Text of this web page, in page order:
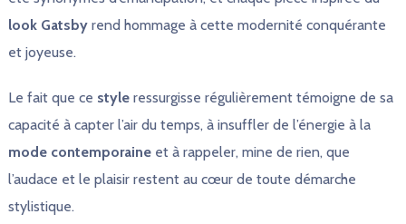
look Gatsbyrend hommage à cette modernité conquérante
et joyeuse.
Le fait que ce styleressurgisse régulièrement témoigne de sa
capacité à capter l’air du temps, à insuffler de l’énergie à la
mode contemporaineet à rappeler, mine de rien, que
l’audace et le plaisir restent au cœur de toute démarche
stylistique.